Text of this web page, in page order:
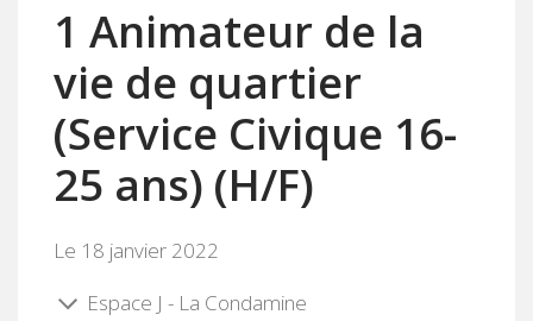
1 Animateur de la
vie de quartier
(Service Civique 16-
25 ans) (H/F)
Le 18 janvier 2022
Espace J - La Condamine